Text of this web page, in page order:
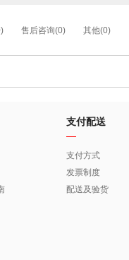
售后咨询(0) 其他(0)
支付配送
支付方式
发票制度
配送及验货